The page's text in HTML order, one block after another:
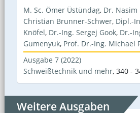
M. Sc. Ömer Üstündag, Dr. Nasim
Christian Brunner-Schwer, Dipl.-
Knöfel, Dr.-Ing. Sergej Gook, Dr.-
Gumenyuk, Prof. Dr.-Ing. Michael
Ausgabe 7 (2022)
Schweißtechnik und mehr, 340 -
Weitere Ausgaben